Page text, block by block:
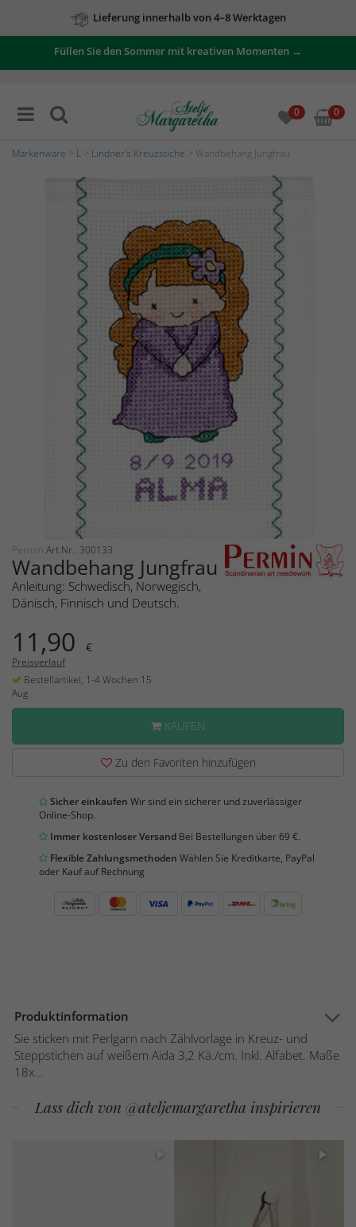
Zu unseren Angeboten
Füllen Sie den Sommer mit kreativen Momenten →
0 0
Markenware L Lindner's Kreuzstiche > Wandbehang Jungfrau
Permin Art.Nr.: 300133
Wandbehang Jungfrau
Anleitung: Schwedisch, Norwegisch,
Dänisch, Finnisch und Deutsch.
11,90 €
Preisverlauf
Bestellartikel, 1-4 Wochen 15
Aug
KAUFEN
Zu den Favoriten hinzufügen
Sicher einkaufen Wir sind ein sicherer und zuverlässiger
Online-Shop.
Immer kostenloser Versand Bei Bestellungen über 69 €.
Flexible Zahlungsmethoden Wählen Sie Kreditkarte, PayPal
oder Kauf auf Rechnung
Produktinformation
Sie sticken mit Perlgarn nach Zählvorlage in Kreuz- und
Steppstichen auf weißem Aida 3,2 Kä./cm. Inkl. Alfabet. Maße
18x...
Lass dich von @ateljemargaretha inspirieren